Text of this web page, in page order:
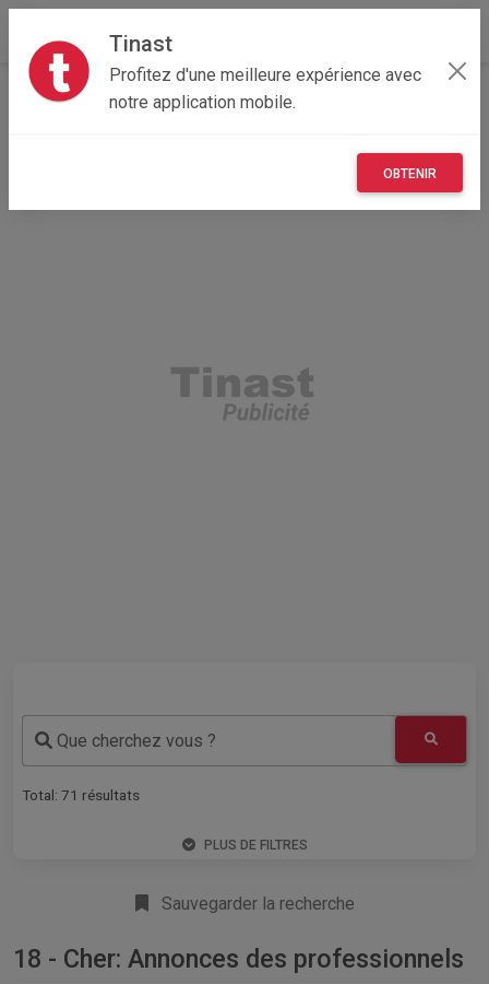
Tinast
Profitez d'une meilleure expérience avec
notre application mobile.
OBTENIR
Accueil Recherche
Professionnel
Que cherchez vous ?
Total: 71 résultats
PLUS DE FILTRES
Sauvegarder la recherche
18 - Cher: Annonces des professionnels